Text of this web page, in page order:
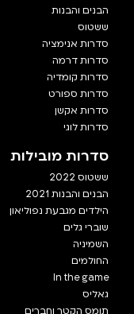
הבנים והבנות
ששטוס
סדרות אנימציה
סדרות דרמה
סדרות קומדיה
סדרות ספורט
סדרות אקשן
סדרות לוגי
סדרות מובילות
ששטוס 2022
הבנים והבנות 2021
הילדים מגבעת נפוליאון
שוברי גלים
השמיניה
החולמים
In the game
גאליס
תומס הקטר וחברים